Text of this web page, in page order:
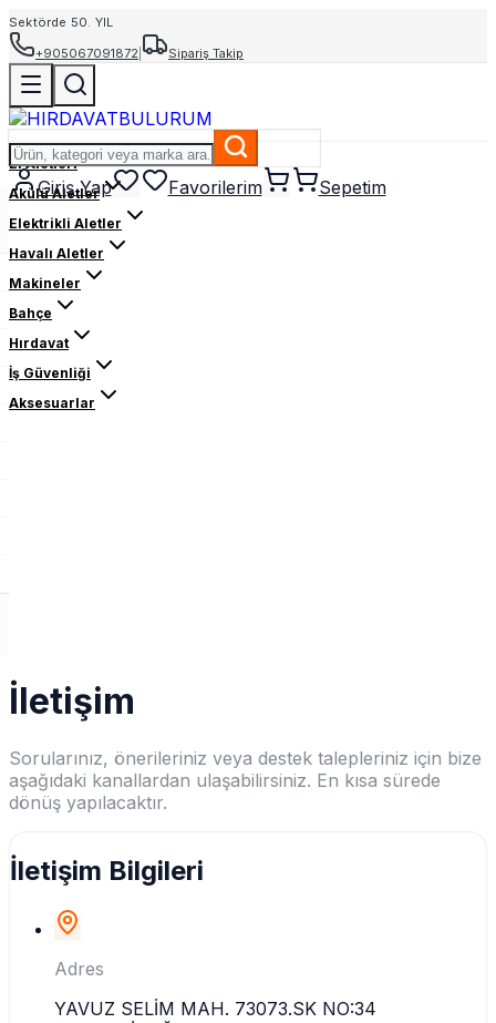
Sektörde 50. YIL
+905067091872
Sipariş Takip
Giriş Yap Favorilerim Sepetim
El Aletleri
Akülü Aletler
Elektrikli Aletler
Havalı Aletler
Makineler
Bahçe
Hırdavat
İş Güvenliği
Aksesuarlar
İletişim
Sorularınız, önerileriniz veya destek talepleriniz için bize
aşağıdaki kanallardan ulaşabilirsiniz. En kısa sürede
dönüş yapılacaktır.
İletişim Bilgileri
Adres
YAVUZ SELİM MAH. 73073.SK NO:34